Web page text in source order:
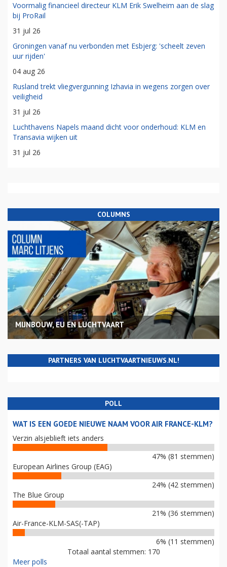
Voormalig financieel directeur KLM Erik Swelheim aan de slag
bij ProRail
31 jul 26
Groningen vanaf nu verbonden met Esbjerg: 'scheelt zeven
uur rijden'
04 aug 26
Rusland trekt vliegvergunning Izhavia in wegens zorgen over
veiligheid
31 jul 26
Luchthavens Napels maand dicht voor onderhoud: KLM en
Transavia wijken uit
31 jul 26
COLUMNS
MIJNBOUW, EU EN LUCHTVAART
PARTNERS VAN LUCHTVAARTNIEUWS.NL!
POLL
WAT IS EEN GOEDE NIEUWE NAAM VOOR AIR FRANCE-KLM?
Verzin alsjeblieft iets anders
47% (81 stemmen)
European Airlines Group (EAG)
24% (42 stemmen)
The Blue Group
21% (36 stemmen)
Air-France-KLM-SAS(-TAP)
6% (11 stemmen)
Totaal aantal stemmen: 170
Meer polls